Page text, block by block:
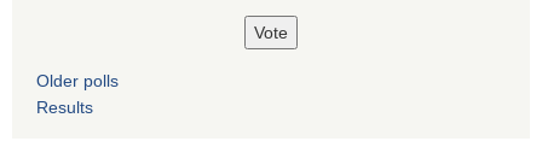
Older polls
Results